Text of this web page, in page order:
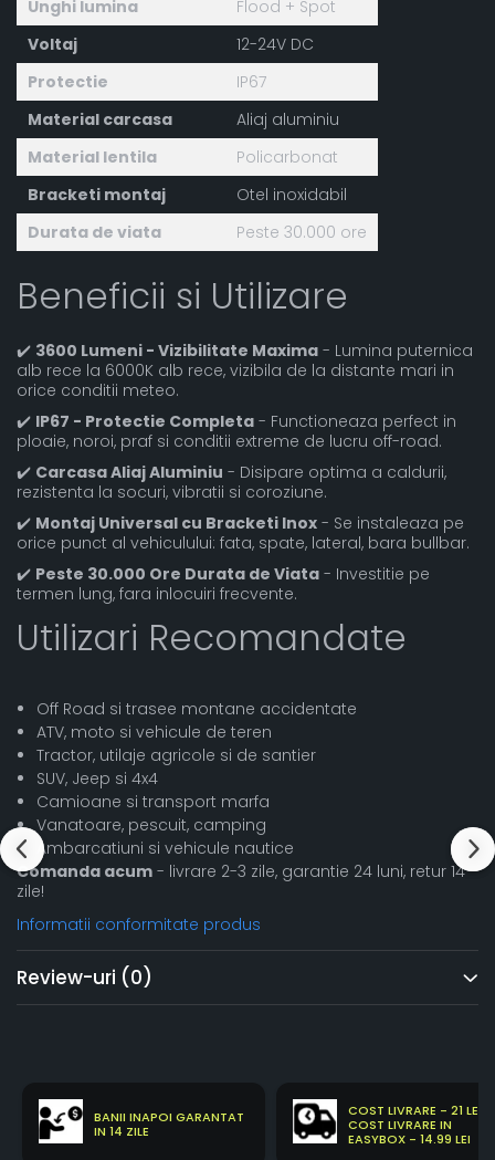
Unghi lumina
Flood + Spot
Voltaj
12-24V DC
Protectie
IP67
Material carcasa
Aliaj aluminiu
Material lentila
Policarbonat
Bracketi montaj
Otel inoxidabil
Durata de viata
Peste 30.000 ore
Beneficii si Utilizare
✔️ 3600 Lumeni - Vizibilitate Maxima - Lumina puternica
alb rece la 6000K alb rece, vizibila de la distante mari in
orice conditii meteo.
✔️ IP67 - Protectie Completa - Functioneaza perfect in
ploaie, noroi, praf si conditii extreme de lucru off-road.
✔️ Carcasa Aliaj Aluminiu - Disipare optima a caldurii,
rezistenta la socuri, vibratii si coroziune.
✔️ Montaj Universal cu Bracketi Inox - Se instaleaza pe
orice punct al vehiculului: fata, spate, lateral, bara bullbar.
✔️ Peste 30.000 Ore Durata de Viata - Investitie pe
termen lung, fara inlocuiri frecvente.
Utilizari Recomandate
Off Road si trasee montane accidentate
ATV, moto si vehicule de teren
Tractor, utilaje agricole si de santier
SUV, Jeep si 4x4
Camioane si transport marfa
Vanatoare, pescuit, camping
Ambarcatiuni si vehicule nautice
Comanda acum - livrare 2-3 zile, garantie 24 luni, retur 14
zile!
Informatii conformitate produs
Review-uri (0)
BANII INAPOI GARANTAT
IN 14 ZILE
COST LIVRARE - 21 LEI
COST LIVRARE IN
EASYBOX - 14.99 LEI